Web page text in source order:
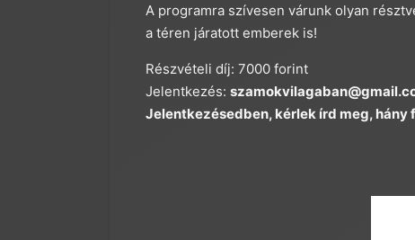
A programra szívesen várunk olyan
a téren járatott emberek is!
Részvételi díj: 7000 forint
Jelentkezés:
Jelentkezésedben, kérlek írd meg, hány